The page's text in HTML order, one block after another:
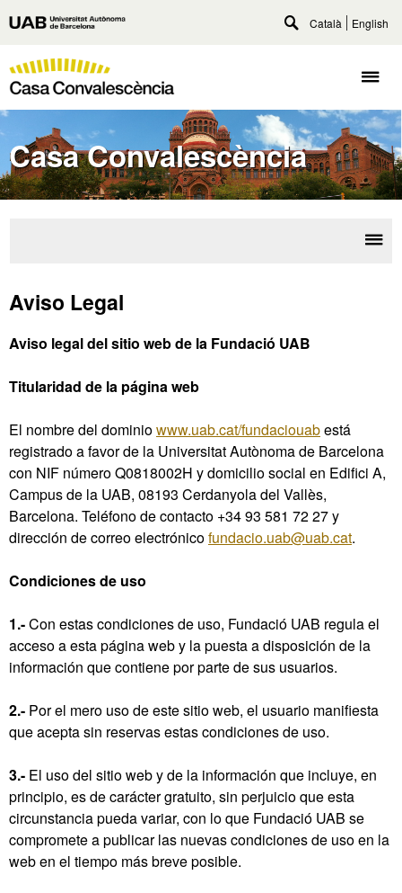
al
principal
Universitat
Autònoma
de
Barcelona
Despliega
Català English
Convalescència
UAB
U
B
Casa Convalescència
Aviso Legal
Aviso legal del sitio web de la Fundació UAB
Titularidad de la página web
El nombre del dominiowww.uab.cat/fundaciouabestá
registrado a favor de la Universitat Autònoma de Barcelona
con NIF número Q0818002H y domicilio social en Edifici A,
Campus de la UAB, 08193 Cerdanyola del Vallès,
Barcelona. Teléfono de contacto +34 93 581 72 27 y
dirección de correo electrónicofundacio.uab@uab.cat.
Condiciones de uso
1.-Con estas condiciones de uso, Fundació UAB regula el
acceso a esta página web y la puesta a disposición de la
información que contiene por parte de sus usuarios.
2.- Por el mero uso de este sitio web, el usuario manifiesta
que acepta sin reservas estas condiciones de uso.
3.- El uso del sitio web y de la información que incluye, en
principio, es de carácter gratuito, sin perjuicio que esta
circunstancia pueda variar, con lo que Fundació UAB se
compromete a publicar las nuevas condiciones de uso en la
web en el tiempo más breve posible.